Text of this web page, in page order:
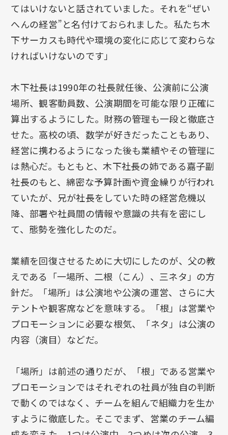
てはいけないと話されていました。それを“ぜい
へんの経営”と名付けておられました。私たち木
下サーカスも時代や環境の変化に応じて変わらな
ければいけないのです」
木下社長は1990年の社長就任後、公演前に公演
場所、観客動員数、公演期間を可能な限り正確に
算出するようにした。財務の管理も一段と徹底さ
せた。高校の頃、数学が好きだったこともあり、
経営に携わるようになった後も業績やその管理に
は熱心だ。もともと、木下社長の姉である嘉子副
社長のもと、綿密な予算計画や資金繰りが行われ
ていたが、兄が社長をしていた時の経営危機以
降、部署や社員間の情報や意識の共有を密にし
て、態勢を強化したのだ。
業績を回復させるために大切にしたのが、父の教
えである「一場所、二根（こん）、三ネタ」の方
針だ。「場所」は公演地や公演の運営、さらに大
テントや観客席などを意味する。「根」は営業や
プロモーションに必要な根気、「ネタ」は公演の
内容（演目）などだ。
「場所」は前述の通りだが、「根」である営業や
プロモーションではそれぞれの社員が独自の判断
で動くのではなく、チームを組んで組織力を生か
すように徹底した。そこでまず、営業のチーム編